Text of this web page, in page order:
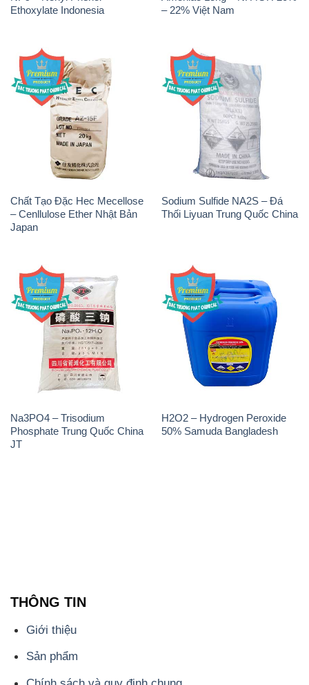
Ethoxylate Indonesia
– 22% Việt Nam
Chất Tạo Đặc Hec Mecellose
– Cenllulose Ether Nhật Bản
Japan
Sodium Sulfide NA2S – Đá
Thối Liyuan Trung Quốc China
Na3PO4 – Trisodium
Phosphate Trung Quốc China
JT
H2O2 – Hydrogen Peroxide
50% Samuda Bangladesh
THÔNG TIN
Giới thiệu
Sản phẩm